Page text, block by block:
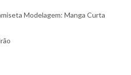
Modelagem: Manga Curta